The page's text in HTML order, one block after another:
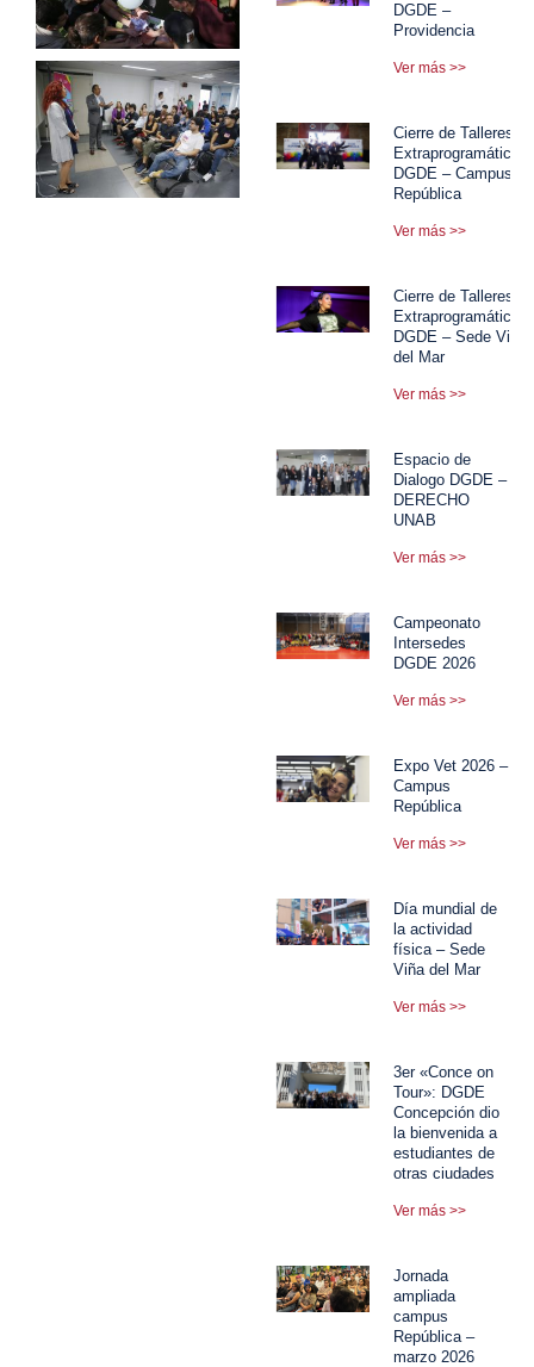
DGDE –
Providencia
Ver más >>
Cierre de Talleres
Extraprogramáticos
DGDE – Campus
República
Ver más >>
Cierre de Talleres
Extraprogramáticos
DGDE – Sede Viña
del Mar
Ver más >>
Espacio de
Dialogo DGDE –
DERECHO
UNAB
Ver más >>
Campeonato
Intersedes
DGDE 2026
Ver más >>
Expo Vet 2026 –
Campus
República
Ver más >>
Día mundial de
la actividad
física – Sede
Viña del Mar
Ver más >>
3er «Conce on
Tour»: DGDE
Concepción dio
la bienvenida a
estudiantes de
otras ciudades
Ver más >>
Jornada
ampliada
campus
República –
marzo 2026